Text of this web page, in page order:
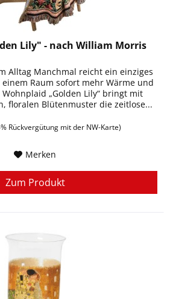
Lily" - nach William Morris
Alltag Manchmal reicht ein einziges
Raum sofort mehr Wärme und
„Golden Lily“ bringt mit
floralen Blütenmuster die zeitlose...
Rückvergütung mit der NW-Karte)
Merken
Zum Produkt